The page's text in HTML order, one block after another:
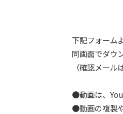
下記フォーム
同画面でダウ
（確認メー
●動画は、
●動画の複製